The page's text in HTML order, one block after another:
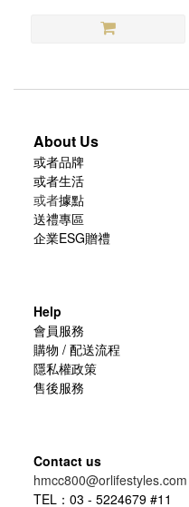
About Us
或者品牌
或者生活
或者據點
送禮專區
企業ESG贈禮
Help
會員服務
購物 / 配送流程
隱私權政策
售後服務
Contact us
hmcc800@orlifestyles.com
TEL：03 - 5224679 #11